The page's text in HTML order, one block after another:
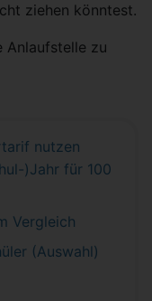
ziehen könntest.
Anlaufstelle zu
nutzen
)Jahr für 100
Vergleich
(Auswahl)